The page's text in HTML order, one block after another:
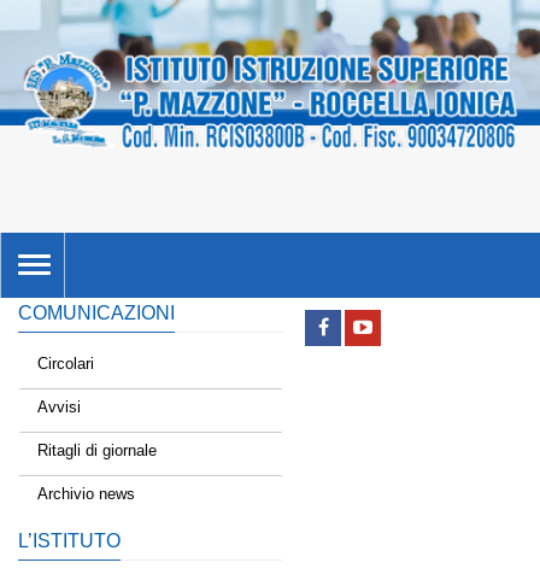
TOGGLE
NAVIGATION
COMUNICAZIONI
Circolari
Avvisi
Ritagli di giornale
Archivio news
L’ISTITUTO